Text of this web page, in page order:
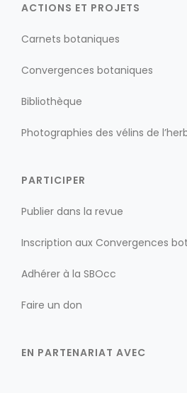
ACTIONS ET PROJETS
Carnets botaniques
Convergences botaniques
Bibliothèque
Photographies des vélins de
PARTICIPER
Publier dans la revue
Inscription aux Convergences
Adhérer à la SBOcc
Faire un don
EN PARTENARIAT AVEC